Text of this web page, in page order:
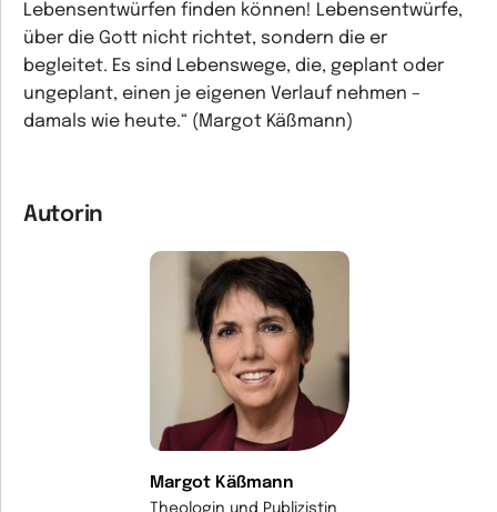
Lebensentwürfen finden können! Lebensentwürfe,
über die Gott nicht richtet, sondern die er
begleitet. Es sind Lebenswege, die, geplant oder
ungeplant, einen je eigenen Verlauf nehmen –
damals wie heute.“ (Margot Käßmann)
Autorin
Margot Käßmann
Theologin und Publizistin